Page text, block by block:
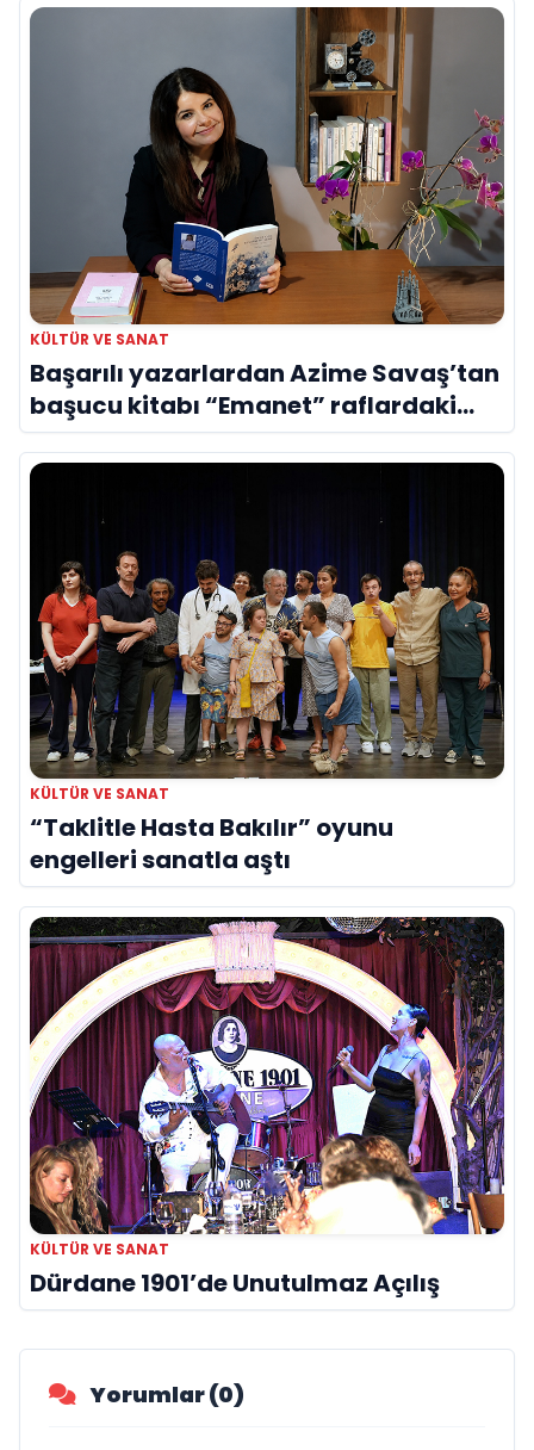
KÜLTÜR VE SANAT
Başarılı yazarlardan Azime Savaş’tan
başucu kitabı “Emanet” raflardaki
yerini aldı
KÜLTÜR VE SANAT
“Taklitle Hasta Bakılır” oyunu
engelleri sanatla aştı
KÜLTÜR VE SANAT
Dürdane 1901’de Unutulmaz Açılış
Yorumlar (0)